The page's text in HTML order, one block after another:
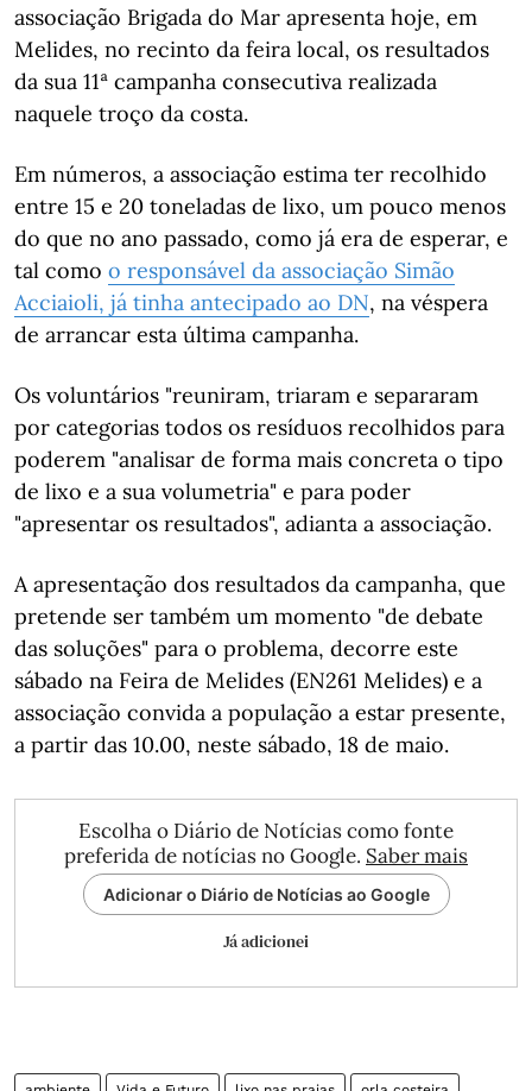
associação Brigada do Mar apresenta hoje, em
Melides, no recinto da feira local, os resultados
da sua 11ª campanha consecutiva realizada
naquele troço da costa.
Em números, a associação estima ter recolhido
entre 15 e 20 toneladas de lixo, um pouco menos
do que no ano passado, como já era de esperar, e
tal como o responsável da associação Simão
Acciaioli, já tinha antecipado ao DN, na véspera
de arrancar esta última campanha.
Os voluntários "reuniram, triaram e separaram
por categorias todos os resíduos recolhidos para
poderem "analisar de forma mais concreta o tipo
de lixo e a sua volumetria" e para poder
"apresentar os resultados", adianta a associação.
A apresentação dos resultados da campanha, que
pretende ser também um momento "de debate
das soluções" para o problema, decorre este
sábado na Feira de Melides (EN261 Melides) e a
associação convida a população a estar presente,
a partir das 10.00, neste sábado, 18 de maio.
Escolha o Diário de Notícias como fonte
preferida de notícias no Google. Saber mais
Adicionar o Diário de Notícias ao Google
Já adicionei